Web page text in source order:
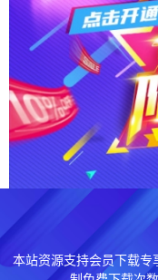
本站资源支持会员下载专